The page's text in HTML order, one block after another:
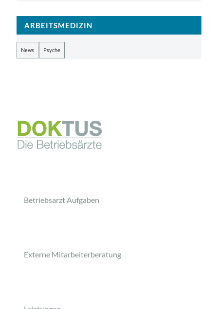
ARBEITSMEDIZIN
News Psyche
Betriebsarzt Aufgaben
Externe Mitarbeiterberatung